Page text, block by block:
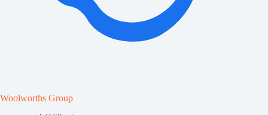
Woolworths Group